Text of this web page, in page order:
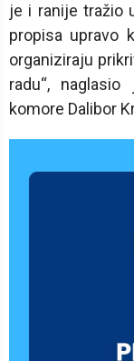
je i ranije tražio
propisa upravo
organiziraju
radu“,
komore Dalibor